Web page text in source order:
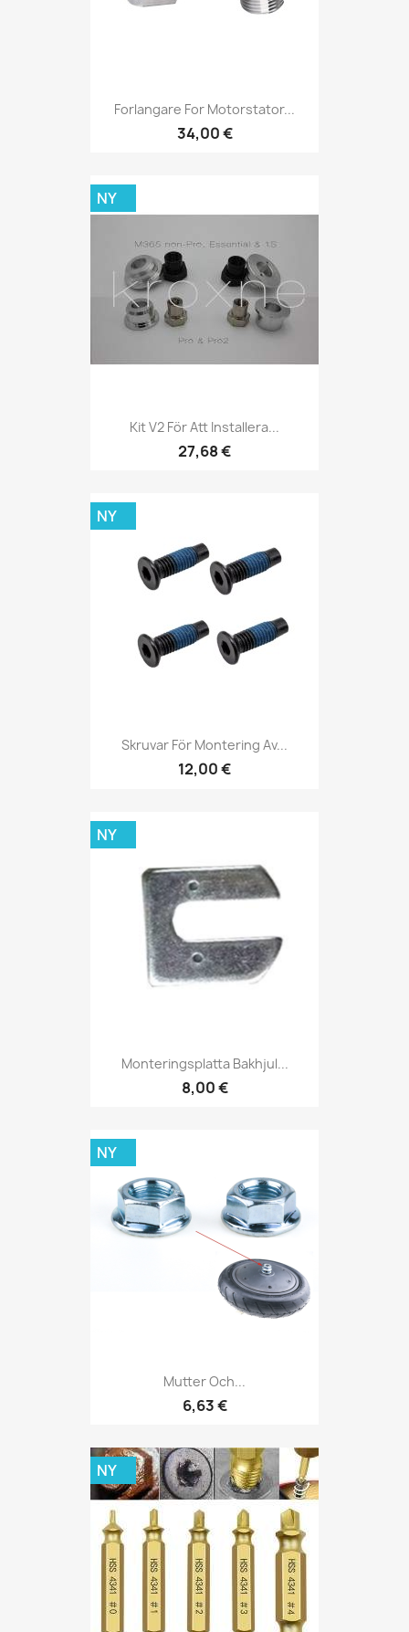
Forlangare For Motorstator...
34,00 €
Kit V2 För Att Installera...
27,68 €
NY
Skruvar För Montering Av...
12,00 €
NY
Monteringsplatta Bakhjul...
8,00 €
NY
Mutter Och...
6,63 €
NY
NY